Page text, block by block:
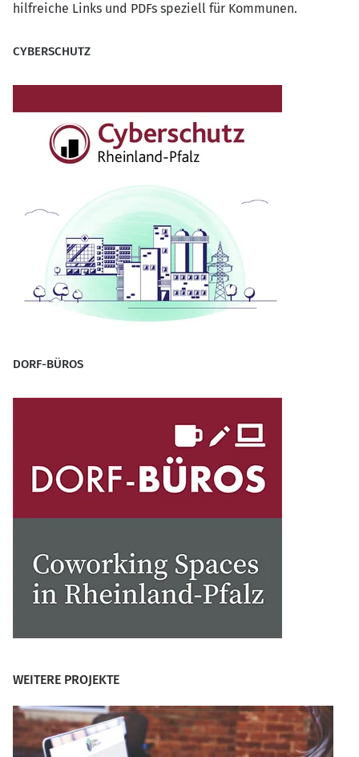
hilfreiche Links und PDFs speziell für Kommunen.
CYBERSCHUTZ
DORF-BÜROS
WEITERE PROJEKTE